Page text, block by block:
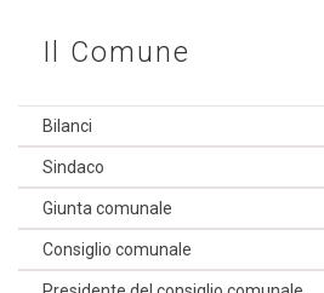
Il Comune
Bilanci
Sindaco
Giunta comunale
Consiglio comunale